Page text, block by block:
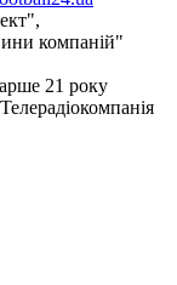
компаній"
21 року